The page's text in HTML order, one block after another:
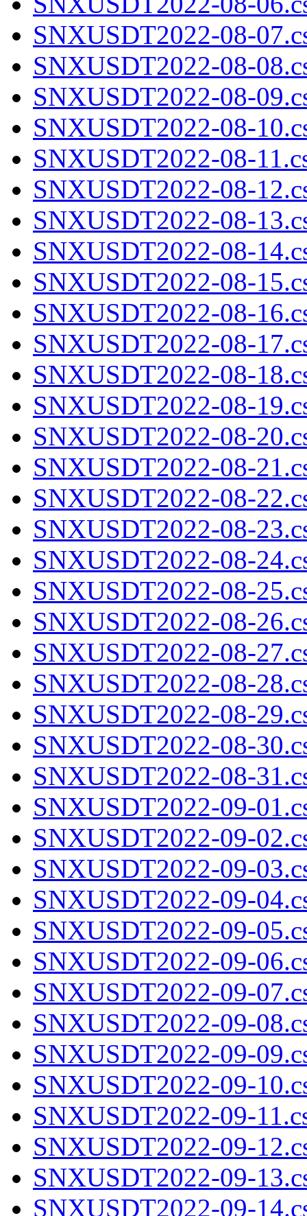
SNXUSDT2022-08-
SNXUSDT2022-08-
SNXUSDT2022-08-
SNXUSDT2022-08-
SNXUSDT2022-08-
SNXUSDT2022-08-
SNXUSDT2022-08-
SNXUSDT2022-08-
SNXUSDT2022-08-
SNXUSDT2022-08-
SNXUSDT2022-08-
SNXUSDT2022-08-
SNXUSDT2022-08-
SNXUSDT2022-08-
SNXUSDT2022-08-
SNXUSDT2022-08-
SNXUSDT2022-08-
SNXUSDT2022-08-
SNXUSDT2022-08-
SNXUSDT2022-08-
SNXUSDT2022-08-
SNXUSDT2022-08-
SNXUSDT2022-08-
SNXUSDT2022-08-
SNXUSDT2022-08-
SNXUSDT2022-09-
SNXUSDT2022-09-
SNXUSDT2022-09-
SNXUSDT2022-09-
SNXUSDT2022-09-
SNXUSDT2022-09-
SNXUSDT2022-09-
SNXUSDT2022-09-
SNXUSDT2022-09-
SNXUSDT2022-09-
SNXUSDT2022-09-
SNXUSDT2022-09-
SNXUSDT2022-09-
SNXUSDT2022-09-